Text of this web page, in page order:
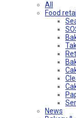
All
Food retail
News